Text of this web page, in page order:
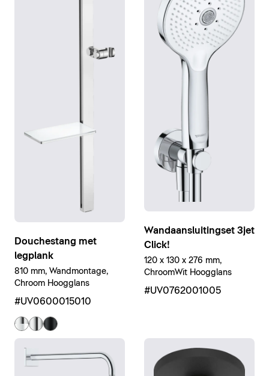
Douchestang met
legplank
810 mm, Wandmontage,
Chroom Hoogglans
#UV0600015010
Wandaansluitingset 3jet
Click!
120 x 130 x 276 mm,
ChroomWit Hoogglans
#UV0762001005